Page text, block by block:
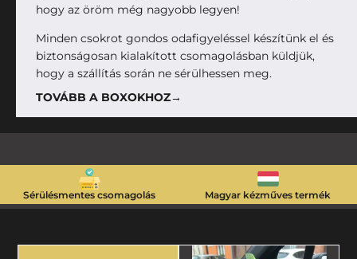
hogy az öröm még nagyobb legyen!
Minden csokrot gondos odafigyeléssel készítünk el és
biztonságosan kialakított csomagolásban küldjük,
hogy a szállítás során ne sérülhessen meg.
TOVÁBB A BOXOKHOZ→
Sérülésmentes csomagolás Magyar kézműves termék